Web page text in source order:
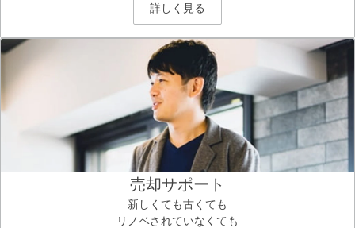
詳しく見る
売却サポート
新しくても古くても
リノベされていなくても